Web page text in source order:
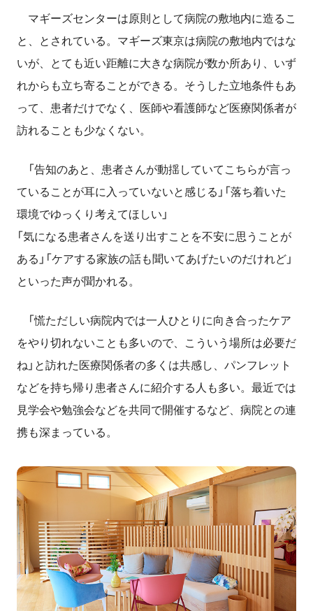
マギーズセンターは原則として病院の敷地内に造るこ
と、とされている。マギーズ東京は病院の敷地内ではな
いが、とても近い距離に大きな病院が数か所あり、いず
れからも立ち寄ることができる。そうした立地条件もあ
って、患者だけでなく、医師や看護師など医療関係者が
訪れることも少なくない。
「告知のあと、患者さんが動揺していてこちらが言っ
ていることが耳に入っていないと感じる」「落ち着いた
環境でゆっくり考えてほしい」
「気になる患者さんを送り出すことを不安に思うことが
ある」「ケアする家族の話も聞いてあげたいのだけれど」
といった声が聞かれる。
「慌ただしい病院内では一人ひとりに向き合ったケア
をやり切れないことも多いので、こういう場所は必要だ
ね」と訪れた医療関係者の多くは共感し、パンフレット
などを持ち帰り患者さんに紹介する人も多い。最近では
見学会や勉強会などを共同で開催するなど、病院との連
携も深まっている。